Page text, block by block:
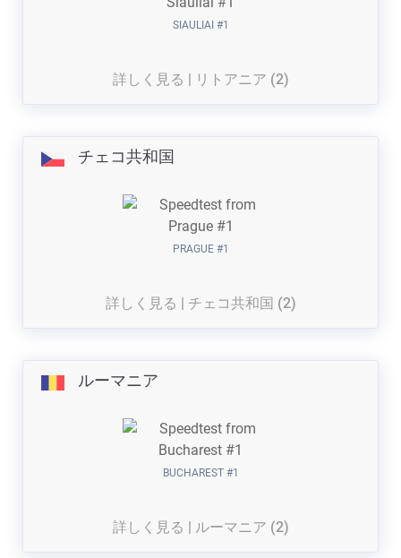
SIAULIAI #1
詳しく見る | リトアニア (2)
チェコ共和国
PRAGUE #1
詳しく見る | チェコ共和国 (2)
ルーマニア
BUCHAREST #1
詳しく見る | ルーマニア (2)